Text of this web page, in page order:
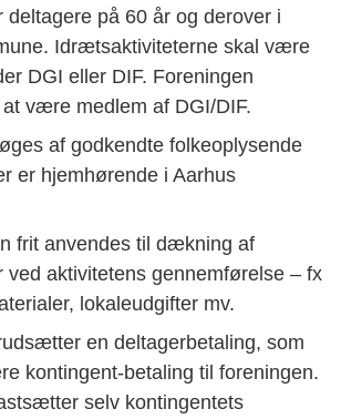
deltagere på 60 år og derover i
Idrætsaktiviteterne skal være
DGI eller DIF. Foreningen
være medlem af DGI/DIF.
af godkendte folkeoplysende
er hjemhørende i Aarhus
frit anvendes til dækning af
ved aktivitetens gennemførelse – fx
lokaleudgifter mv.
en deltagerbetaling, som
kontingent-betaling til foreningen.
selv kontingentets